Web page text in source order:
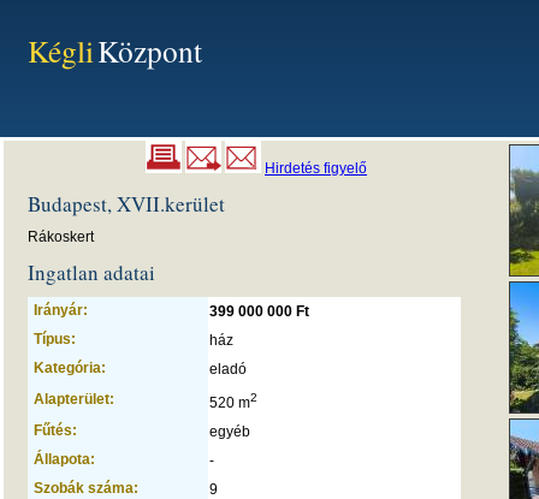
KégliKözpont
Hirdetés figyelő
Budapest, XVII.kerület
Rákoskert
Ingatlan adatai
Irányár:
399 000 000 Ft
Típus:
ház
Kategória:
eladó
Alapterület:
520 m2
Fűtés:
egyéb
Állapota:
-
Szobák száma:
9